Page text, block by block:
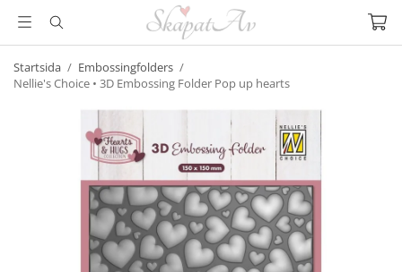
Startsida / Embossingfolders /
Nellie's Choice • 3D Embossing Folder Pop up hearts